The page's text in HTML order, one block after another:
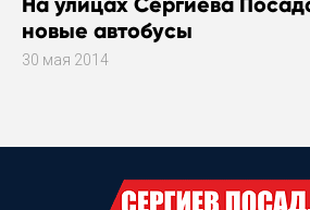
новые автобусы
30 мая 2014